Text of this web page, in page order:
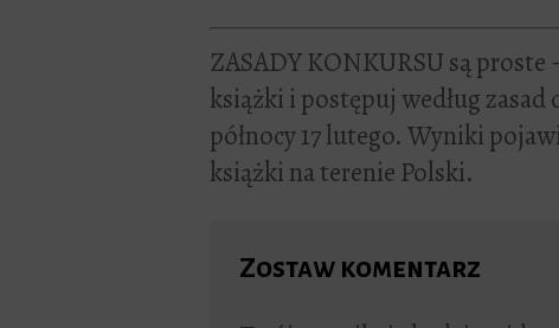
ZASADY KONKURSU są proste
książki i postępuj według
północy 17 lutego. Wyniki
książki na terenie Polski.
Zostaw komentarz